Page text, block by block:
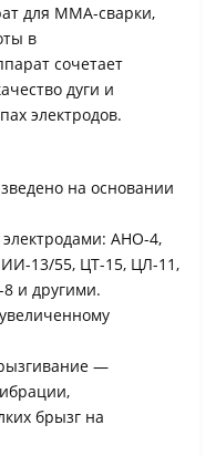
для ММА-сварки,
в
сочетает
дуги и
электродов.
на основании
АНО-4,
13/55, ЦТ-15, ЦЛ-11,
и другими.
—
брызг на